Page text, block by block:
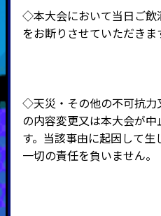
◇本大会において当日ご飲
をお断りさせていただきま
◇天災・その他の不可抗力
の内容変更又は本大会が
す。当該事由に起因して
一切の責任を負いません。